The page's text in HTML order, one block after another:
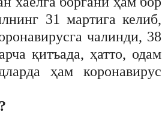
31 мартига келиб,
чалинди, 38
қитъада, ҳатто, одам
ҳам коронавирус